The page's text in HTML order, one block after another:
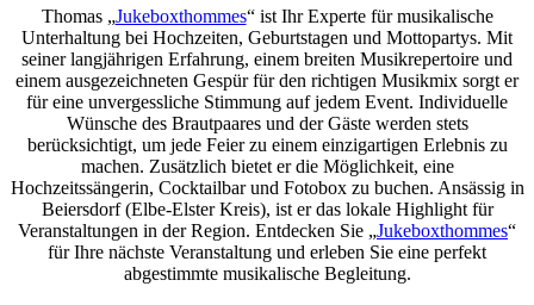
Thomas „Jukeboxthommes“ ist Ihr Experte für musikalische
Unterhaltung bei Hochzeiten, Geburtstagen und Mottopartys. Mit
seiner langjährigen Erfahrung, einem breiten Musikrepertoire und
einem ausgezeichneten Gespür für den richtigen Musikmix sorgt er
für eine unvergessliche Stimmung auf jedem Event. Individuelle
Wünsche des Brautpaares und der Gäste werden stets
berücksichtigt, um jede Feier zu einem einzigartigen Erlebnis zu
machen. Zusätzlich bietet er die Möglichkeit, eine
Hochzeitssängerin, Cocktailbar und Fotobox zu buchen. Ansässig in
Beiersdorf (Elbe-Elster Kreis), ist er das lokale Highlight für
Veranstaltungen in der Region. Entdecken Sie „Jukeboxthommes“
für Ihre nächste Veranstaltung und erleben Sie eine perfekt
abgestimmte musikalische Begleitung.